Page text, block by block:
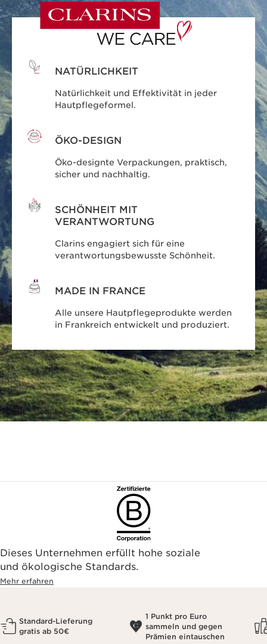
NATÜRLICHKEIT
Natürlichkeit und Effektivität in jeder
Hautpflegeformel.
ÖKO-DESIGN
Öko-designte Verpackungen, praktisch,
sicher und nachhaltig.
SCHÖNHEIT MIT
VERANTWORTUNG
Clarins engagiert sich für eine
verantwortungsbewusste Schönheit.
MADE IN FRANCE
Alle unsere Hautpflegeprodukte werden
in Frankreich entwickelt und produziert.
Dieses Unternehmen erfüllt hohe soziale
und ökologische Standards.
Mehr erfahren
Standard-Lieferung
gratis ab 50€
1 Punkt pro Euro
sammeln und gegen
Prämien eintauschen